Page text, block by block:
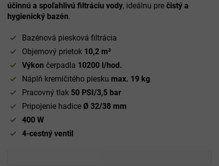
účinnú a spoľahlivú filtráciu vody, ideálnu pre čistý a
hygienický bazén.
Bazénová piesková filtrácia
Objemový prietok 10,2 m³
Výkon čerpadla 10200 l/hod.
Náplň kremičitého piesku max. 19 kg
Pracovný tlak 50 PSI/3,5 bar
Pripojenie hadice Ø 32/38 mm
400 W
4-cestný ventil